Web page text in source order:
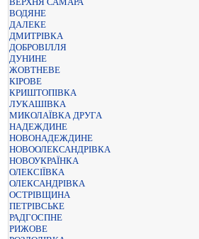
ВОДЯНЕ
ДАЛЕКЕ
ДМИТРІВКА
ДОБРОВІЛЛЯ
ДУНИНЕ
ЖОВТНЕВЕ
КІРОВЕ
КРИШТОПІВКА
ЛУКАШІВКА
МИКОЛАЇВКА ДРУГА
НАДЕЖДИНЕ
НОВОНАДЕЖДИНЕ
НОВООЛЕКСАНДРІВКА
НОВОУКРАЇНКА
ОЛЕКСІЇВКА
ОЛЕКСАНДРІВКА
ОСТРІВЩИНА
ПЕТРІВСЬКЕ
РАДГОСПНЕ
РИЖОВЕ